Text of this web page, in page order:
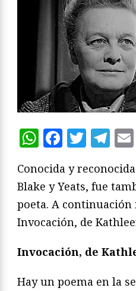
WhatsApp
Conocida y
Blake y Yeats, fue
poeta. A continuación
Invocación, de
Invocación, de
Hay un poema en la